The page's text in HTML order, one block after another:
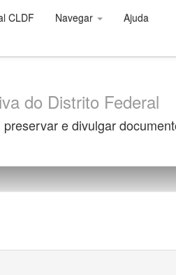
CLDF Navegar Ajuda
do Distrito Federal
e divulgar